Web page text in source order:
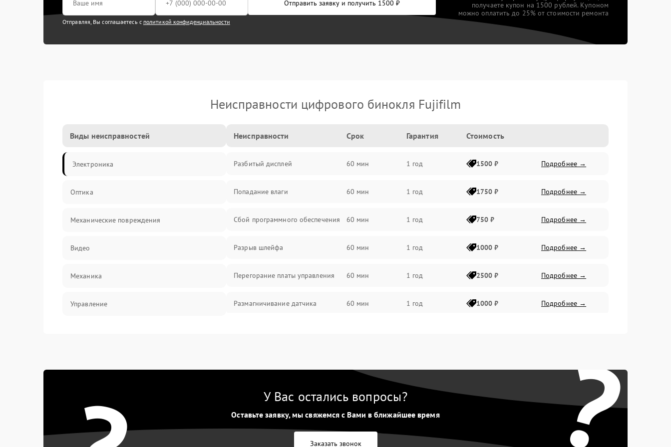
Отправить заявку и получить 1500 ₽
Отправляя, Вы соглашаетесь с политикой конфиденциальности
получаете купон на 1500 рублей. Купоном
можно оплатить до 25% от стоимости ремонта
Неисправности цифрового бинокля Fujifilm
Виды неисправностей
Электроника
Оптика
Механические повреждения
Видео
Механика
Управление
Электроника/Оптика
Неисправности Срок Гарантия Стоимость
Разбитый дисплей 60 мин 1 год 1500 ₽ Подробнее →
Попадание влаги 60 мин 1 год 1750 ₽ Подробнее →
Сбой программного обеспечения 60 мин 1 год 750 ₽ Подробнее →
Разрыв шлейфа 60 мин 1 год 1000 ₽ Подробнее →
Перегорание платы управления 60 мин 1 год 2500 ₽ Подробнее →
Размагничивание датчика 60 мин 1 год 1000 ₽ Подробнее →
Разрядка аккумулятора за коркое 60 мин 1 год 1000 ₽
Перегрев устройства 60 мин Подробнее →
?
У Вас остались вопросы?
Оставьте заявку, мы свяжемся с Вами в ближайшее время
Заказать звонок